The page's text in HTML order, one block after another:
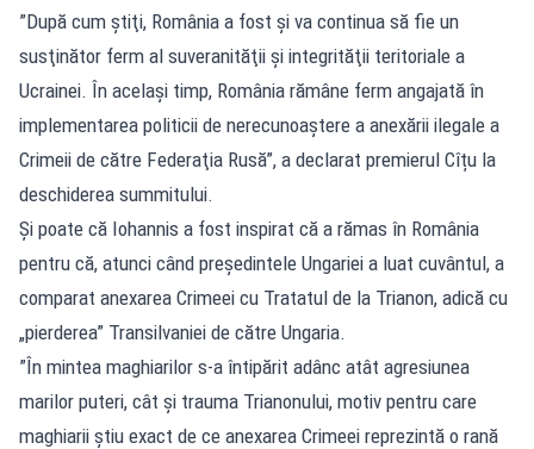
”După cum ştiţi, România a fost şi va continua să fie un
susţinător ferm al suveranităţii şi integrităţii teritoriale a
Ucrainei. În acelaşi timp, România rămâne ferm angajată în
implementarea politicii de nerecunoaştere a anexării ilegale a
Crimeii de către Federaţia Rusă”, a declarat premierul Cîțu la
deschiderea summitului.
Și poate că Iohannis a fost inspirat că a rămas în România
pentru că, atunci când președintele Ungariei a luat cuvântul, a
comparat anexarea Crimeei cu Tratatul de la Trianon, adică cu
„pierderea” Transilvaniei de către Ungaria.
”În mintea maghiarilor s-a întipărit adânc atât agresiunea
marilor puteri, cât şi trauma Trianonului, motiv pentru care
maghiarii știu exact de ce anexarea Crimeei reprezintă o rană